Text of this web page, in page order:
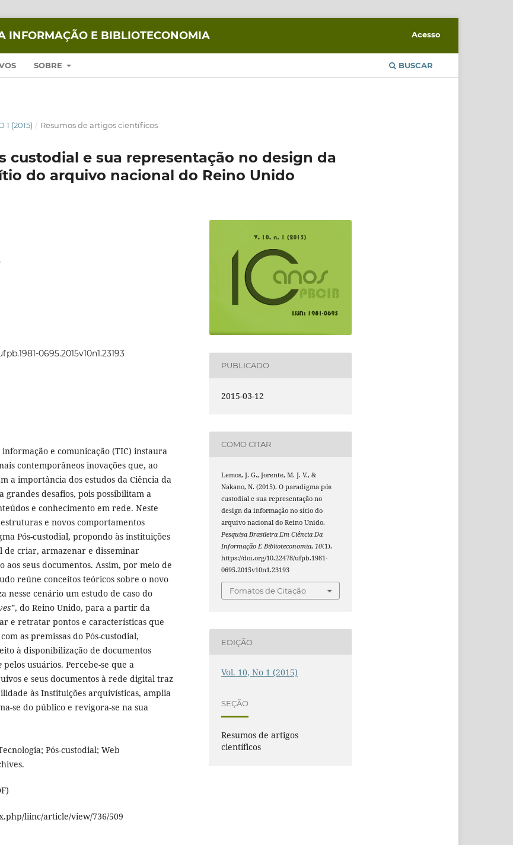
INFORMAÇÃO E BIBLIOTECONOMIA
SOBRE BUSCAR
Acesso
1 (2015) / Resumos de artigos científicos
custodial e sua representação no design da
do arquivo nacional do Reino Unido
0695.2015v10n1.23193
informação e comunicação (TIC) instaura
contemporâneos inovações que, ao
a importância dos estudos da Ciência da
desafios, pois possibilitam a
e conhecimento em rede. Neste
e novos comportamentos
Pós-custodial, propondo às instituições
criar, armazenar e disseminar
aos seus documentos. Assim, por meio de
reúne conceitos teóricos sobre o novo
nesse cenário um estudo de caso do
”, do Reino Unido, para a partir da
e retratar pontos e características que
as premissas do Pós-custodial,
à disponibilização de documentos
pelos usuários. Percebe-se que a
e seus documentos à rede digital traz
às Instituições arquivísticas, amplia
se do público e revigora-se na sua
Pós-custodial; Web
liinc/article/view/736/509
PUBLICADO
2015-03-12
COMO CITAR
Lemos, J. G., Jorente, M. J. V., &
Nakano, N. (2015). O paradigma pós
custodial e sua representação no
design da informação no sítio do
arquivo nacional do Reino Unido.
Pesquisa Brasileira Em Ciência Da
Informação E Biblioteconomia,10(1).
https://doi.org/10.22478/ufpb.1981-
0695.2015v10n1.23193
Fomatos de Citação
EDIÇÃO
Vol. 10, No 1 (2015)
SEÇÃO
Resumos de artigos
científicos